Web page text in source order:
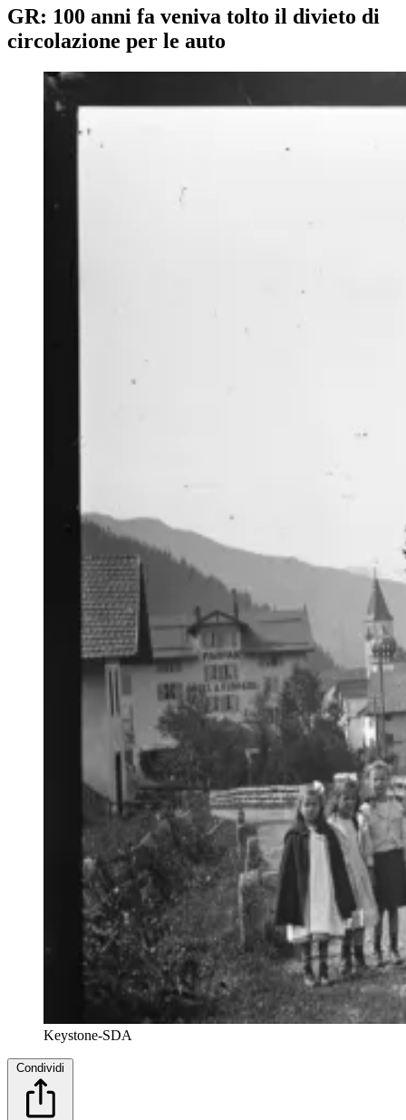
GR: 100 anni fa veniva tolto il divieto di
circolazione per le auto
Keystone-SDA
Condividi